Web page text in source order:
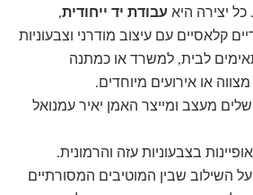
כל יצירה היא עבודת יד ייחודית,
קלאסיים עם עיצוב מודרני וצבעוניות
לבית, למשרד או כמתנה
או אירועים מיוחדים.
מעצב ומייצר האמן יאיר עמנואל
בצבעוניות עזה והרמונית.
השילוב שבין המוטיבים המסורתיים